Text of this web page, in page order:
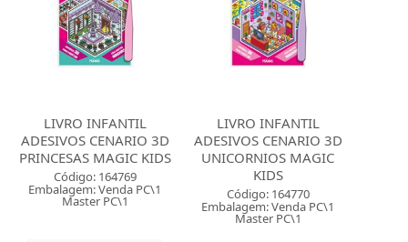
LIVRO INFANTIL
ADESIVOS CENARIO 3D
PRINCESAS MAGIC KIDS
Código: 164769
Embalagem: Venda PC\1
Master PC\1
LIVRO INFANTIL
ADESIVOS CENARIO 3D
UNICORNIOS MAGIC
KIDS
Código: 164770
Embalagem: Venda PC\1
Master PC\1